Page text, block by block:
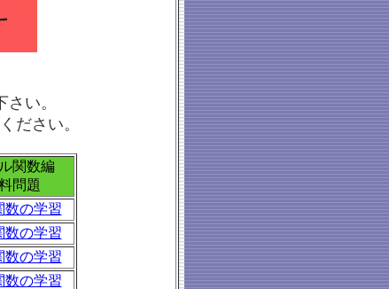
い。
ださい。
関数編
問題
数の学習
数の学習
数の学習
数の学習